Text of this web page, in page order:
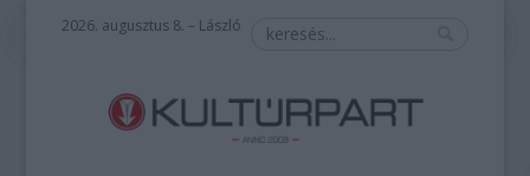
2026. augusztus 8. – László